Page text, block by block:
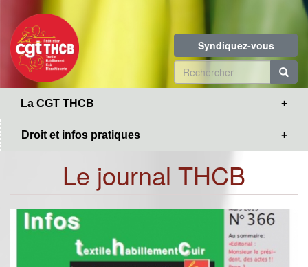
contenu
principal
Syndiquez-vous
Formulaire
de
La CGT THCB
Droit et infos pratiques
Le journal THCB